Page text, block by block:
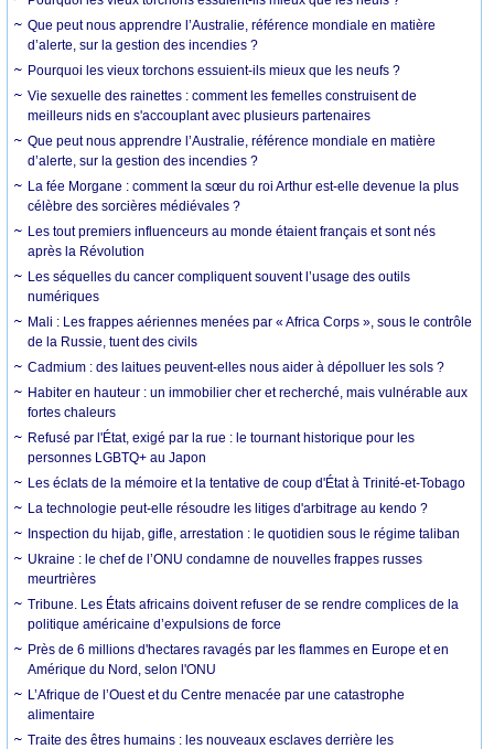
Que peut nous apprendre l’Australie, référence mondiale en matière
d’alerte, sur la gestion des incendies ?
Pourquoi les vieux torchons essuient-ils mieux que les neufs ?
Vie sexuelle des rainettes : comment les femelles construisent de
meilleurs nids en s'accouplant avec plusieurs partenaires
Que peut nous apprendre l’Australie, référence mondiale en matière
d’alerte, sur la gestion des incendies ?
La fée Morgane : comment la sœur du roi Arthur est-elle devenue la plus
célèbre des sorcières médiévales ?
Les tout premiers influenceurs au monde étaient français et sont nés
après la Révolution
Les séquelles du cancer compliquent souvent l’usage des outils
numériques
Mali : Les frappes aériennes menées par « Africa Corps », sous le contrôle
de la Russie, tuent des civils
Cadmium : des laitues peuvent-elles nous aider à dépolluer les sols ?
Habiter en hauteur : un immobilier cher et recherché, mais vulnérable aux
fortes chaleurs
Refusé par l'État, exigé par la rue : le tournant historique pour les
personnes LGBTQ+ au Japon
Les éclats de la mémoire et la tentative de coup d'État à Trinité-et-Tobago
La technologie peut-elle résoudre les litiges d'arbitrage au kendo ?
Inspection du hijab, gifle, arrestation : le quotidien sous le régime taliban
Ukraine : le chef de l’ONU condamne de nouvelles frappes russes
meurtrières
Tribune. Les États africains doivent refuser de se rendre complices de la
politique américaine d’expulsions de force
Près de 6 millions d'hectares ravagés par les flammes en Europe et en
Amérique du Nord, selon l'ONU
L’Afrique de l’Ouest et du Centre menacée par une catastrophe
alimentaire
Traite des êtres humains : les nouveaux esclaves derrière les